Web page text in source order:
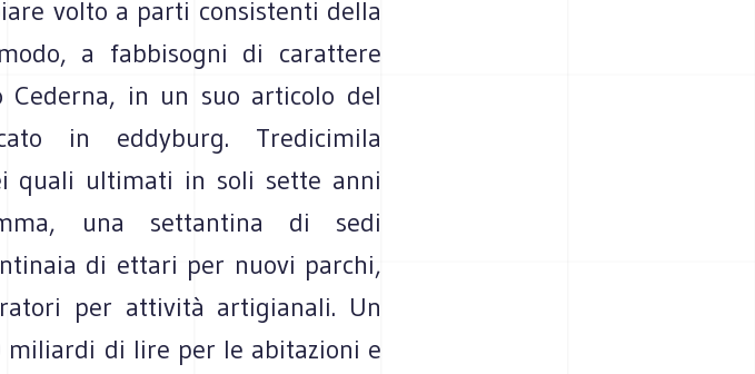
volto a parti consistenti della
a fabbisogni di carattere
in un suo articolo del
in eddyburg. Tredicimila
quali ultimati in soli sette anni
una settantina di sedi
di ettari per nuovi parchi,
per attività artigianali. Un
di lire per le abitazioni e